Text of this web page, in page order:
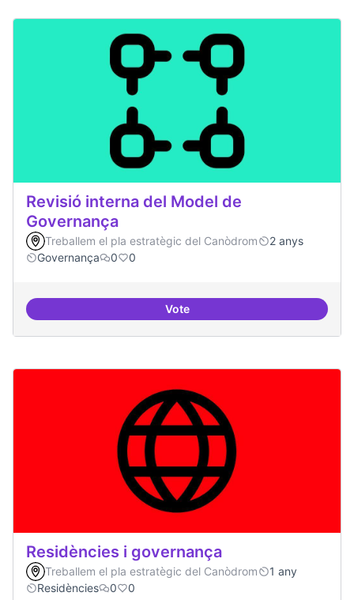
Revisió interna del Model de
Governança
Treballem el pla estratègic del Canòdrom
2 anys
Governança
0 0
VoteRevisió interna del Model de
Residències i governança
Treballem el pla estratègic del Canòdrom
1 any
Residències
0 0